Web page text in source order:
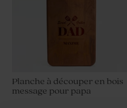
Planche à découper en bois
message pour papa